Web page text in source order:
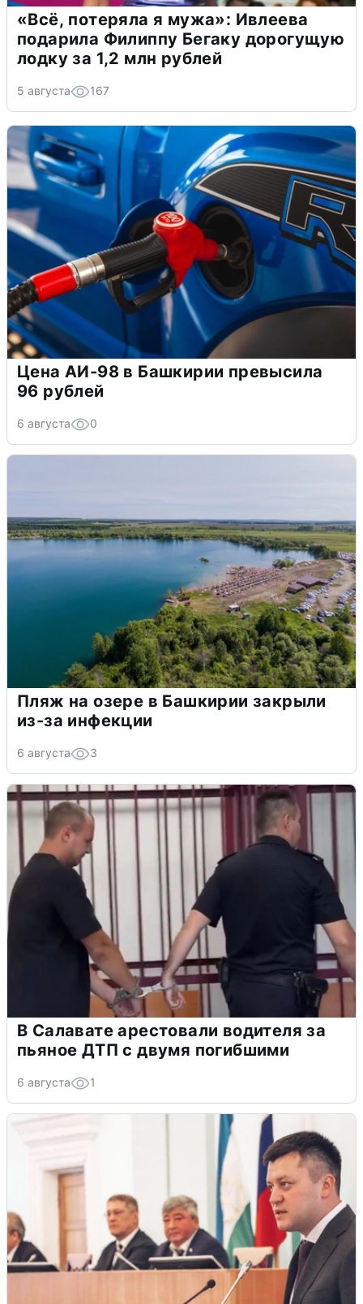
«Всё, потеряла я мужа»: Ивлеева
подарила Филиппу Бегаку дорогущую
лодку за 1,2 млн рублей
5 августа 167
Цена АИ-98 в Башкирии превысила
96 рублей
6 августа 0
Пляж на озере в Башкирии закрыли
из-за инфекции
6 августа 3
В Салавате арестовали водителя за
пьяное ДТП с двумя погибшими
6 августа 1